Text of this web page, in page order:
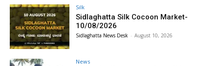
Silk
Sidlaghatta Silk Cocoon Market-
10/08/2026
Sidlaghatta News Desk - August 10, 2026
News